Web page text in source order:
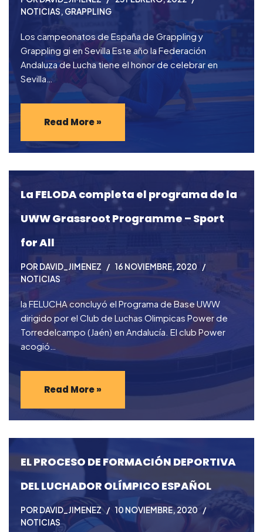
NOTICIAS, GRAPPLING
Los campeonatos de España de Grappling y
Grappling gi en Sevilla Este año la Federación
Andaluza de Lucha tiene el honor de celebrar en
Sevilla…
Read More »
La FELODA completa el programa de la
UWW Grassroot Programme – Sport
for All
POR DAVID_JIMENEZ
16 NOVIEMBRE, 2020
NOTICIAS
la FELUCHA concluyó el Programa de Base UWW
dirigido por el Club de Luchas Olimpicas Power de
Torredelcampo (Jaén) en Andalucía. El club Power
acogió…
Read More »
EL PROCESO DE FORMACIÓN DEPORTIVA
DEL LUCHADOR OLÍMPICO ESPAÑOL
POR DAVID_JIMENEZ
10 NOVIEMBRE, 2020
NOTICIAS